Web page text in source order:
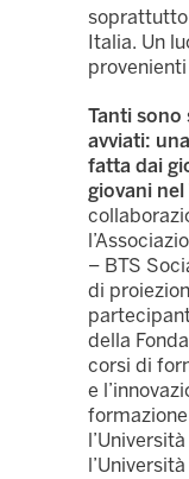
Italia. Un
Tanti
avviati:
fatta dai
giovani
– BTS
di
della
corsi di
e